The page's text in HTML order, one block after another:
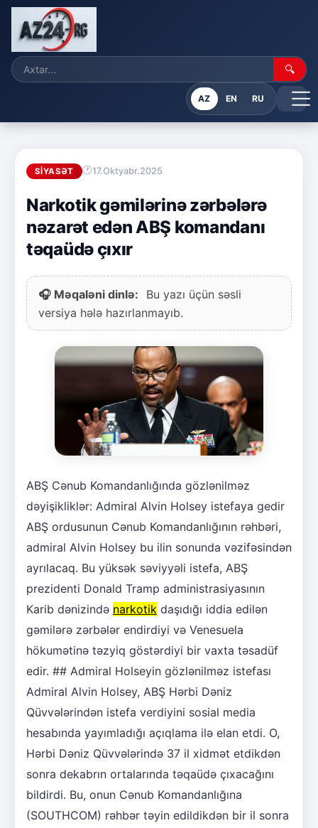
🔍
AZ EN RU
SIYASƏT 17.Oktyabr.2025
Narkotik gəmilərinə zərbələrə
nəzarət edən ABŞ komandanı
təqaüdə çıxır
🎧 Məqaləni dinlə:
Bu yazı üçün səsli
versiya hələ hazırlanmayıb.
ABŞ Cənub Komandanlığında gözlənilməz
dəyişikliklər: Admiral Alvin Holsey istefaya gedir
ABŞ ordusunun Cənub Komandanlığının rəhbəri,
admiral Alvin Holsey bu ilin sonunda vəzifəsindən
ayrılacaq. Bu yüksək səviyyəli istefa, ABŞ
prezidenti Donald Tramp administrasiyasının
Karib dənizində narkotik daşıdığı iddia edilən
gəmilərə zərbələr endirdiyi və Venesuela
hökumətinə təzyiq göstərdiyi bir vaxta təsadüf
edir. ## Admiral Holseyin gözlənilməz istefası
Admiral Alvin Holsey, ABŞ Hərbi Dəniz
Qüvvələrindən istefa verdiyini sosial media
hesabında yayımladığı açıqlama ilə elan etdi. O,
Hərbi Dəniz Qüvvələrində 37 il xidmət etdikdən
sonra dekabrın ortalarında təqaüdə çıxacağını
bildirdi. Bu, onun Cənub Komandanlığına
(SOUTHCOM) rəhbər təyin edildikdən bir il sonra